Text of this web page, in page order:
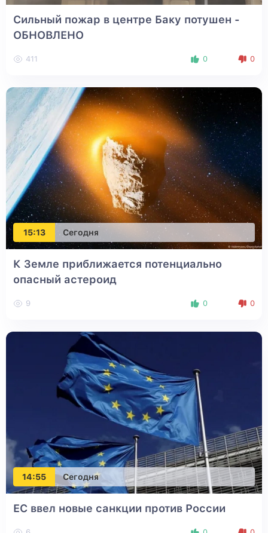
Сильный пожар в центре Баку потушен -
ОБНОВЛЕНО
411 0 0
15:13 Сегодня
К Земле приближается потенциально
опасный астероид
9 0 0
14:55 Сегодня
ЕС ввел новые санкции против России